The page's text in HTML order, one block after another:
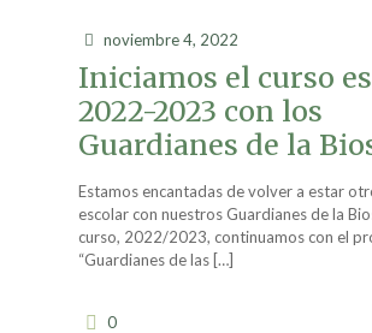
noviembre 4, 2022
Iniciamos el curso
2022-2023 con los
Guardianes de la
Estamos encantadas de volver a estar
escolar con nuestros Guardianes de la
curso, 2022/2023, continuamos con el
“Guardianes de las […]
0